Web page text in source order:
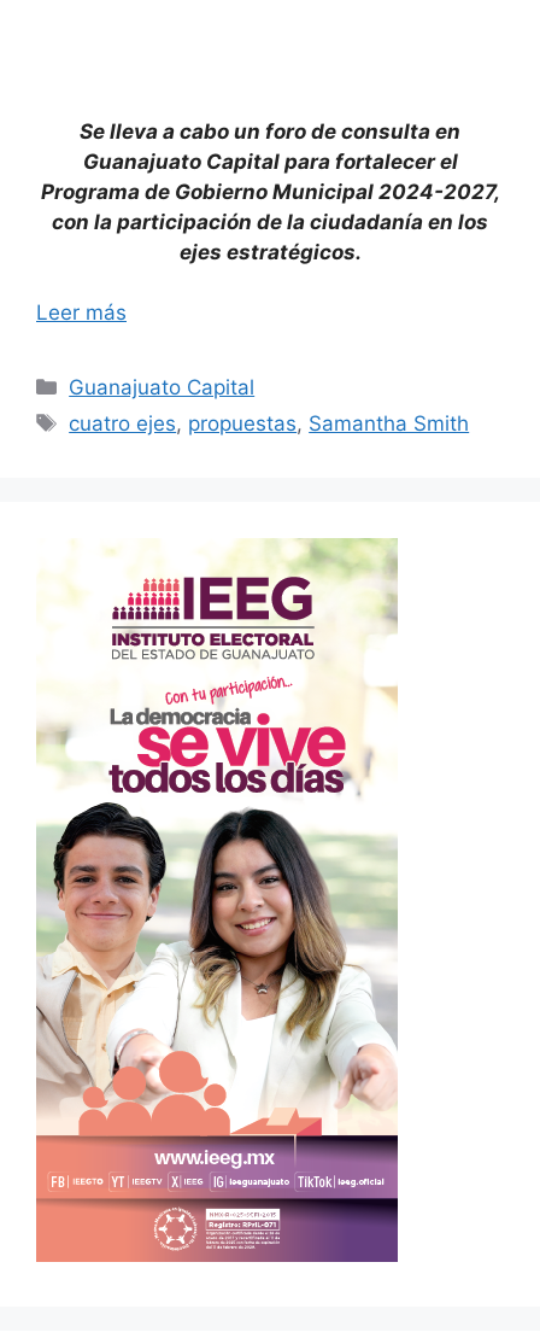
Se lleva a cabo un foro de consulta en
Guanajuato Capital para fortalecer el
Programa de Gobierno Municipal 2024-2027,
con la participación de la ciudadanía en los
ejes estratégicos.
Leer más
Categorías
Guanajuato Capital
Etiquetas
cuatro ejes, propuestas, Samantha Smith